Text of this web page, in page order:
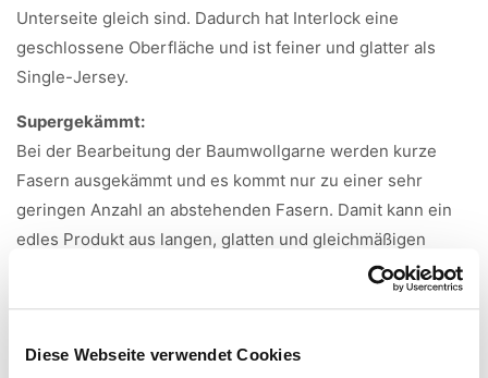
Diese Webseite verwendet Cookies
Unterseite gleich sind. Dadurch hat Interlock eine
geschlossene Oberfläche und ist feiner und glatter als
Single-Jersey.
Supergekämmt:
Bei der Bearbeitung der Baumwollgarne werden kurze
Fasern ausgekämmt und es kommt nur zu einer sehr
geringen Anzahl an abstehenden Fasern. Damit kann ein
edles Produkt aus langen, glatten und gleichmäßigen
Merzerisieren: